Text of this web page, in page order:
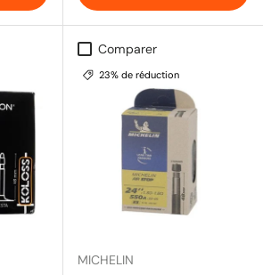
Comparer
23% de réduction
MICHELIN